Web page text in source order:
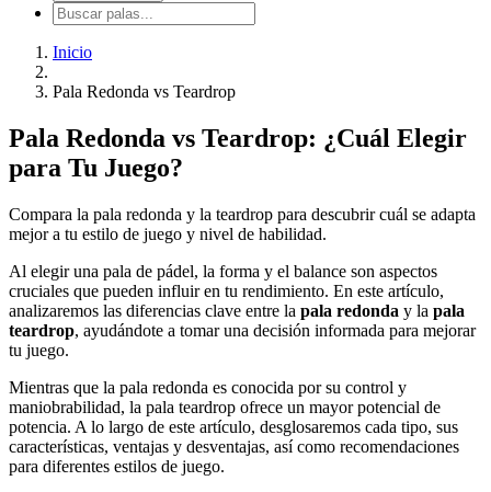
Inicio
Pala Redonda vs Teardrop
Pala Redonda vs Teardrop: ¿Cuál Elegir
para Tu Juego?
Compara la pala redonda y la teardrop para descubrir cuál se adapta
mejor a tu estilo de juego y nivel de habilidad.
Al elegir una pala de pádel, la forma y el balance son aspectos
cruciales que pueden influir en tu rendimiento. En este artículo,
analizaremos las diferencias clave entre la pala redonda y la pala
teardrop, ayudándote a tomar una decisión informada para mejorar
tu juego.
Mientras que la pala redonda es conocida por su control y
maniobrabilidad, la pala teardrop ofrece un mayor potencial de
potencia. A lo largo de este artículo, desglosaremos cada tipo, sus
características, ventajas y desventajas, así como recomendaciones
para diferentes estilos de juego.